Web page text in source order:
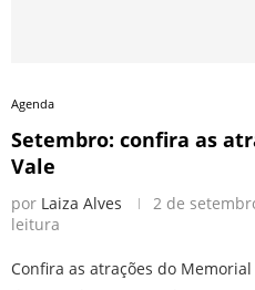
Agenda
Setembro: confira as
Vale
por Laiza Alves 2 de
leitura
Confira as atrações do